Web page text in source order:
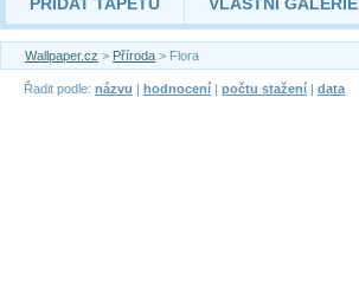
Wallpaper.cz > Příroda > Flora
Řadit podle: názvu | hodnocení | počtu stažení | data